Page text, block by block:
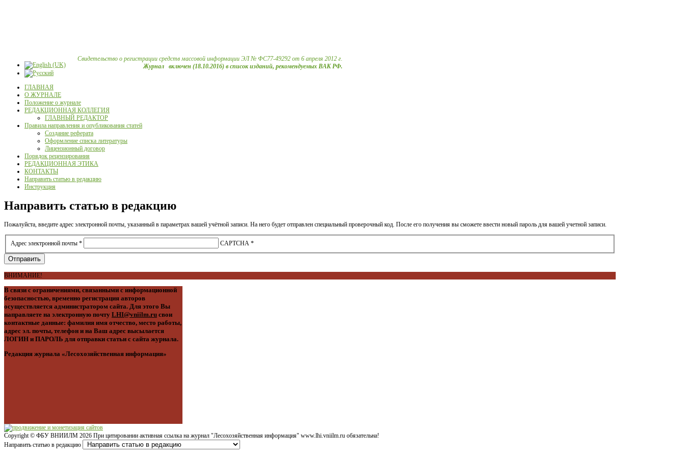
Свидетельство о регистрации средств массовой информации ЭЛ № ФС77-49292 от 6 апреля 2012 г.
Журнал включен (18.10.2016) в список изданий, рекомендуемых ВАК РФ.
ГЛАВНАЯ
О ЖУРНАЛЕ
Положение о журнале
РЕДАКЦИОННАЯ КОЛЛЕГИЯ
ГЛАВНЫЙ РЕДАКТОР
Правила направления и опубликования статей
Создание реферата
Оформление списка литературы
Лицензионный договор
Порядок рецензирования
РЕДАКЦИОННАЯ ЭТИКА
КОНТАКТЫ
Направить статью в редакцию
Инструкция
Направить статью в редакцию
Пожалуйста, введите адрес электронной почты, указанный в параметрах вашей учётной записи. На него будет отправлен специальный проверочный код. После его получения вы сможете ввести новый пароль для вашей учетной записи.
Адрес электронной почты * CAPTCHA *
Отправить
ВНИМАНИЕ!
В связи с ограничениями, связанными с информационной
безопасностью, временно регистрация авторов
осуществляется администратором сайта. Для этого Вы
направляете на электронную почту LHI@vniilm.ru свои
контактные данные: фамилия имя отчество, место работы,
адрес эл. почты, телефон и на Ваш адрес высылается
ЛОГИН и ПАРОЛЬ для отправки статьи с сайта журнала.
Редакция журнала «Лесохозяйственная информация»
Copyright © ФБУ ВНИИЛМ 2026 При цитировании активная ссылка на журнал "Лесохозяйственная информация" www.lhi.vniilm.ru обязательна!
Направить статью в редакцию